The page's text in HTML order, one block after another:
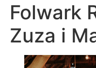
Folwark
Zuza i